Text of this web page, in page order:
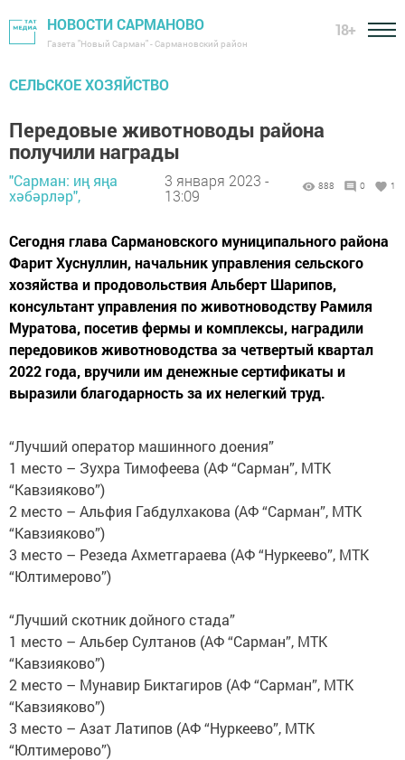
НОВОСТИ САРМАНОВО
Газета "Новый Сарман" - Сармановский район
18+
СЕЛЬСКОЕ ХОЗЯЙСТВО
Передовые животноводы района
получили награды
"Сарман: иң яңа
хәбәрләр",
3 января 2023 -
13:09
888 0 1
Сегодня глава Сармановского муниципального района
Фарит Хуснуллин, начальник управления сельского
хозяйства и продовольствия Альберт Шарипов,
консультант управления по животноводству Рамиля
Муратова, посетив фермы и комплексы, наградили
передовиков животноводства за четвертый квартал
2022 года, вручили им денежные сертификаты и
выразили благодарность за их нелегкий труд.
“Лучший оператор машинного доения”
1 место – Зухра Тимофеева (АФ “Сарман”, МТК
“Кавзияково”)
2 место – Альфия Габдулхакова (АФ “Сарман”, МТК
“Кавзияково”)
3 место – Резеда Ахметгараева (АФ “Нуркеево”, МТК
“Юлтимерово”)
“Лучший скотник дойного стада”
1 место – Альбер Султанов (АФ “Сарман”, МТК
“Кавзияково”)
2 место – Мунавир Биктагиров (АФ “Сарман”, МТК
“Кавзияково”)
3 место – Азат Латипов (АФ “Нуркеево”, МТК
“Юлтимерово”)